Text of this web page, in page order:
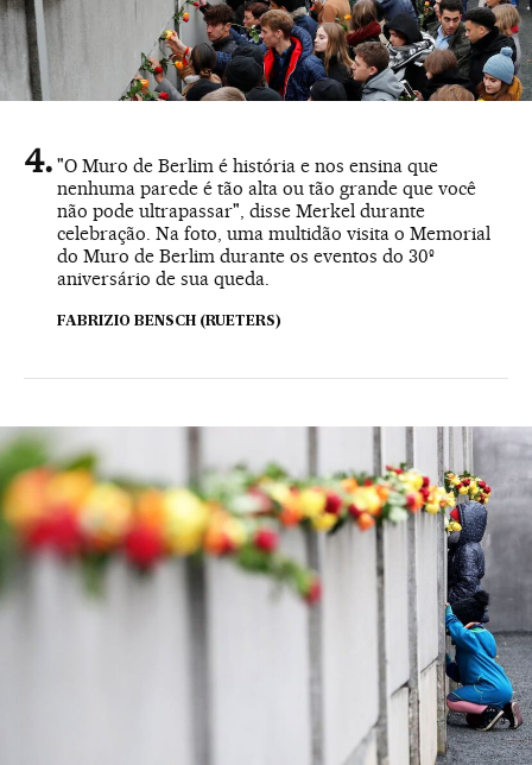
"O Muro de Berlim é história e nos ensina que
nenhuma parede é tão alta ou tão grande que você
não pode ultrapassar", disse Merkel durante
celebração. Na foto, uma multidão visita o Memorial
do Muro de Berlim durante os eventos do 30º
aniversário de sua queda.
FABRIZIO BENSCH (RUETERS)